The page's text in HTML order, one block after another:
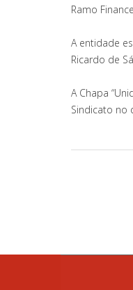
Ramo
A entidade
Ricardo de
A Chapa
Sindicato no